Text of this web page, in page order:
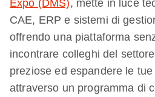
Expo (DMS), mette in luce
CAE, ERP e sistemi di
offrendo una piattaforma
incontrare colleghi del
preziose ed espandere le
attraverso un programma di